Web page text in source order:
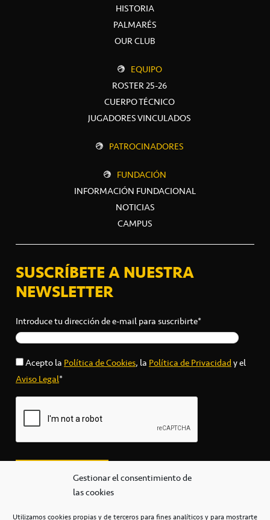
Gestionar el consentimiento de
las cookies
Utilizamos cookies propias y de terceros para fines analíticos y para mostrarte
HISTORIA
PALMARÉS
OUR CLUB
EQUIPO
ROSTER 25-26
CUERPO TÉCNICO
JUGADORES VINCULADOS
PATROCINADORES
FUNDACIÓN
INFORMACIÓN FUNDACIONAL
NOTICIAS
CAMPUS
SUSCRÍBETE A NUESTRA
NEWSLETTER
Introduce tu dirección de e-mail para suscribirte*
Acepto la Política de Cookies, la Política de Privacidady el
Aviso Legal*